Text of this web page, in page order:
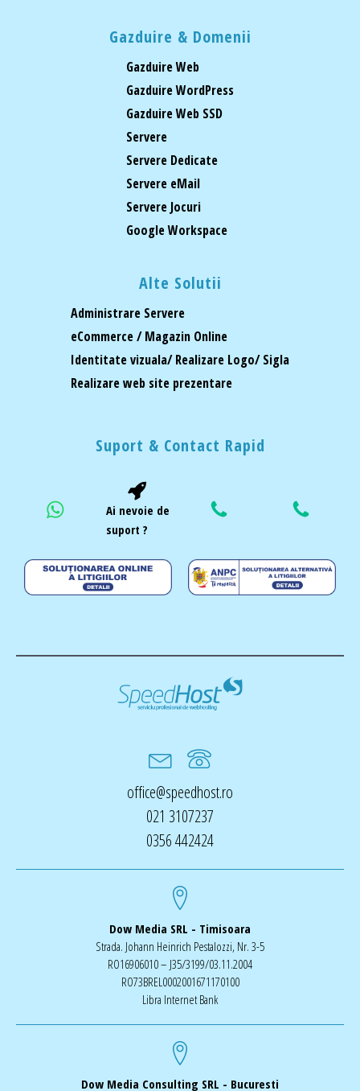
Gazduire & Domenii
Gazduire Web
Gazduire WordPress
Gazduire Web SSD
Servere
Servere Dedicate
Servere eMail
Servere Jocuri
Google Workspace
Alte Solutii
Administrare Servere
eCommerce / Magazin Online
Identitate vizuala/ Realizare Logo/ Sigla
Realizare web site prezentare
Suport & Contact Rapid
Ai nevoie de
suport ?
office@speedhost.ro
021 3107237
0356 442424
Dow Media SRL - Timisoara
Strada. Johann Heinrich Pestalozzi, Nr. 3-5
RO16906010 – J35/3199/03.11.2004
RO73BREL0002001671170100
Libra Internet Bank
Dow Media Consulting SRL - Bucuresti